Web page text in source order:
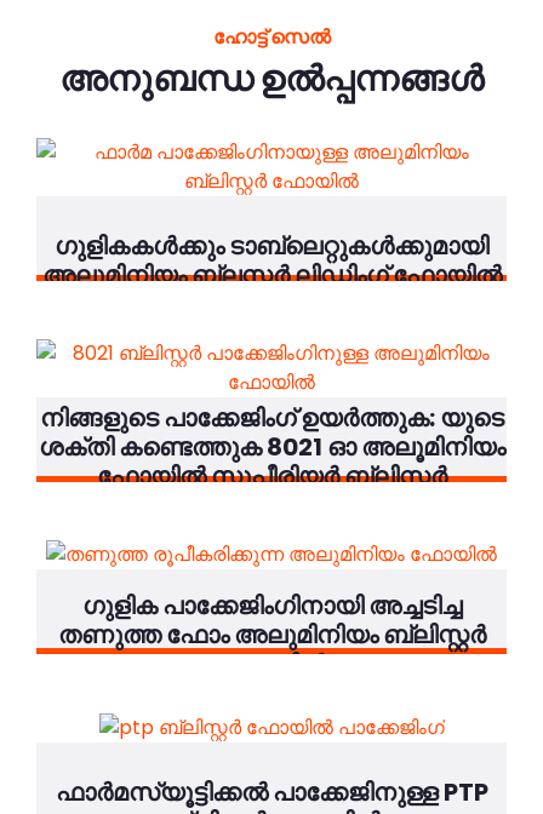
ഹോട്ട് സെൽ
അനുബന്ധ ഉൽപ്പന്നങ്ങൾ
ഗുളികകൾക്കും ടാബ്ലെറ്റുകൾക്കുമായി
അലുമിനിയം ബ്ലസ്റ്റർ ലിഡ്ഡിംഗ് ഫോയിൽ
നിങ്ങളുടെ പാക്കേജിംഗ് ഉയർത്തുക: യുടെ
ശക്തി കണ്ടെത്തുക 8021 ഓ അലൂമിനിയം
ഫോയിൽ സുപ്പീരിയർ ബ്ലിസ്റ്റർ
ഗുളിക പാക്കേജിംഗിനായി അച്ചടിച്ച
തണുത്ത ഫോം അലുമിനിയം ബ്ലിസ്റ്റർ
ഫോയിൽ
ഫാർമസ്യൂട്ടിക്കൽ പാക്കേജിനുള്ള PTP